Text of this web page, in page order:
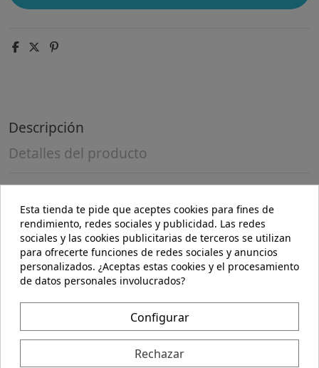
Descripción
Detalles del producto
Composición:
Mijo pelado 100% *Contiene sulfitos. Puede contener
trazas de fruto de cáscara, sésamo, soja y cereales que
contienen gluten.
Indicaciones:
Posología:
Conservar en lugar fresco y seco.
Esta tienda te pide que aceptes cookies para fines de
rendimiento, redes sociales y publicidad. Las redes
sociales y las cookies publicitarias de terceros se utilizan
para ofrecerte funciones de redes sociales y anuncios
personalizados. ¿Aceptas estas cookies y el procesamiento
de datos personales involucrados?
Configurar
Rechazar